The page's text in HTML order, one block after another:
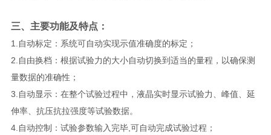
三、主要功能及特点：
1.自动标定：系统可自动实现示值准确度的标定；
2.自由换档：根据试验力的大小自动切换到适当的量程，以确保测
量数据的准确性；
3.自动显示：在整个试验过程中，液晶实时显示试验力、峰值、延
伸率、抗压抗拉强度等试验数据。
4.自动控制：试验参数输入完毕,可自动完成试验过程；